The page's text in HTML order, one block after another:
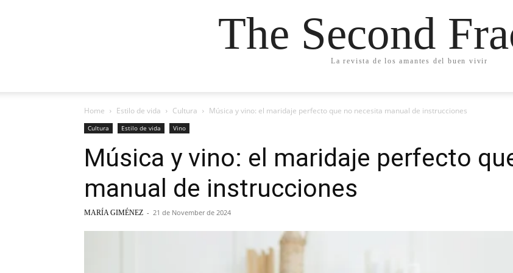
The Second
La revista de los amantes del buen vivir
Home Estilo de vida Cultura Música y vino: el maridaje perfecto que no necesita manual de instrucciones
Cultura Estilo de vida Vino
Música y vino: el maridaje perfecto
manual de instrucciones
MARÍA GIMÉNEZ - 21 de November de 2024